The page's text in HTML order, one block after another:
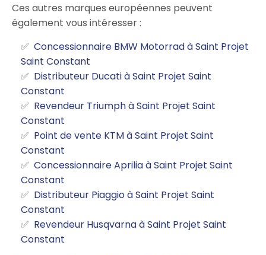
Ces autres marques européennes peuvent
également vous intéresser :
Concessionnaire BMW Motorrad à Saint Projet
Saint Constant
Distributeur Ducati à Saint Projet Saint
Constant
Revendeur Triumph à Saint Projet Saint
Constant
Point de vente KTM à Saint Projet Saint
Constant
Concessionnaire Aprilia à Saint Projet Saint
Constant
Distributeur Piaggio à Saint Projet Saint
Constant
Revendeur Husqvarna à Saint Projet Saint
Constant